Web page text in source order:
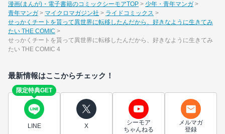
漫画(まんが)・電子書籍のコミックシーモアTOP
少年・青年マンガ
青年マンガ
マイクロマガジン社
ライドコミックス
せっかくチートを貰って異世界に転移したんだから、好きなように生きてみ
たい THE COMIC
せっかくチートを貰って異世界に転移したんだから、好きなように生きてみ
たい THE COMIC 4
最新情報はここからチェック！
限定特典GET
LINE X
シーモア
ちゃんねる
メルマガ
登録